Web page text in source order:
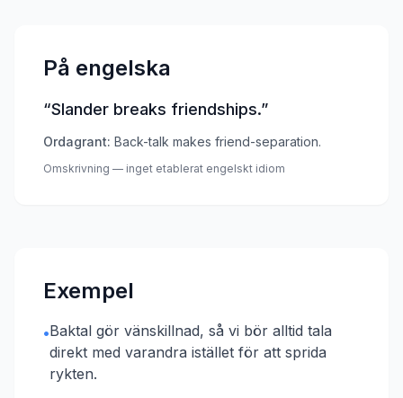
På engelska
“Slander breaks friendships.”
Ordagrant: Back-talk makes friend-separation.
Omskrivning — inget etablerat engelskt idiom
Exempel
•Baktal gör vänskillnad, så vi bör alltid tala
direkt med varandra istället för att sprida
rykten.